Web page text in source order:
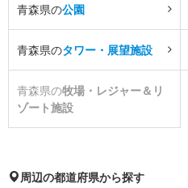
青森県の公園
青森県のタワー・展望施設
青森県の牧場・レジャー＆リ
ゾート施設
周辺の都道府県から探す